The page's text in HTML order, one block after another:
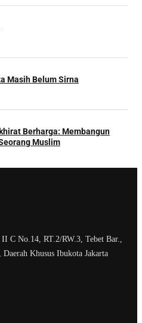
Masih Belum Sirna
Berharga: Membangun
Muslim
C No.14, RT.2/RW.3, Tebet Bar.,
Khusus Ibukota Jakarta